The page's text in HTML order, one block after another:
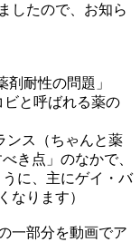
したので、お知ら
耐性の問題」
ビと呼ばれる薬の
ンス（ちゃんと薬
き点」のなかで、
に、主にゲイ・バ
なります）
一部分を動画でア